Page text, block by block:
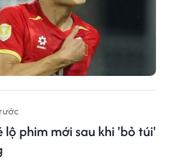
lộ phim mới sau khi 'bỏ túi'